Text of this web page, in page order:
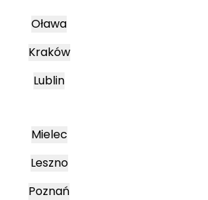
Oława
Kraków
Lublin
Mielec
Leszno
Poznań